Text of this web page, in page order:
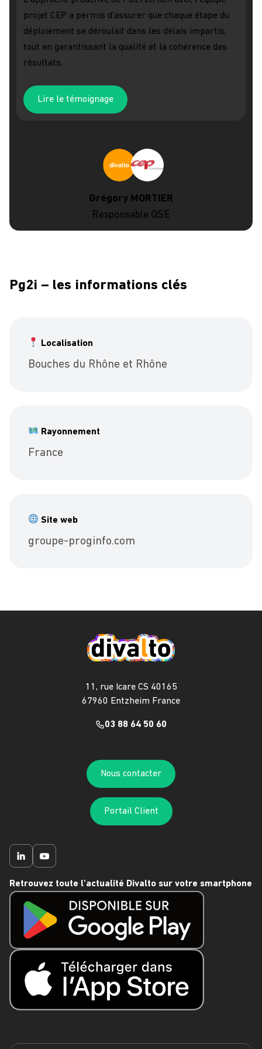
projet CEP a permis d’assurer que chaque étape du
déploiement se déroulait dans les délais impartis,
tout en garantissant la qualité et la cohérence des
résultats.
Lire le témoignage
Grégory MORTIER
Responsable QSE
Pg2i – les informations clés
Localisation
Bouches du Rhône et Rhône
Rayonnement
France
Site web
groupe-proginfo.com
11, rue Icare CS 40165
67960 Entzheim France
03 88 64 50 60
Nous contacter
Portail Client
Retrouvez toute l'actualité Divalto sur votre smartphone